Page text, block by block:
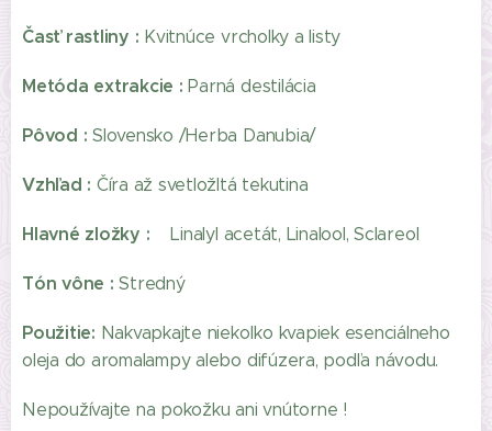
Časť rastliny : Kvitnúce vrcholky a listy
Metóda extrakcie :Parná destilácia
Pôvod :Slovensko /Herba Danubia/
Vzhľad : Číra až svetložltá tekutina
Hlavné zložky :Linalyl acetát, Linalool, Sclareol
Tón vône :Stredný
Použitie: Nakvapkajte niekoľko kvapiek esenciálneho
oleja do aromalampy alebo difúzera, podľa návodu.
Nepoužívajte na pokožku ani vnútorne !